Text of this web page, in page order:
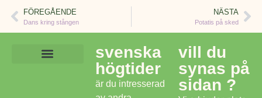
FÖREGÅENDE
Dans kring stången
NÄSTA
Potatis på sked
svenska
högtider
är du intresserad
vill du
synas på
sidan ?